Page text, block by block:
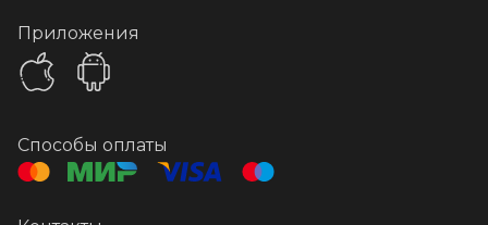
Приложения
Способы оплаты